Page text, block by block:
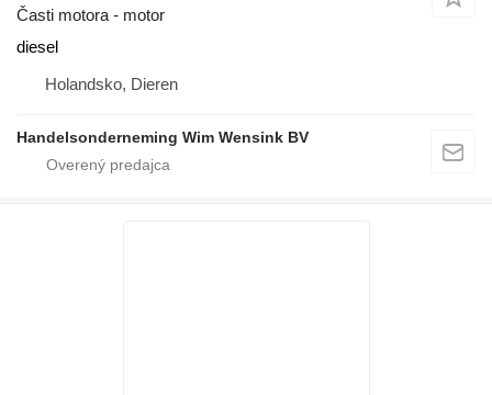
Časti motora - motor
diesel
Holandsko, Dieren
Handelsonderneming Wim Wensink BV